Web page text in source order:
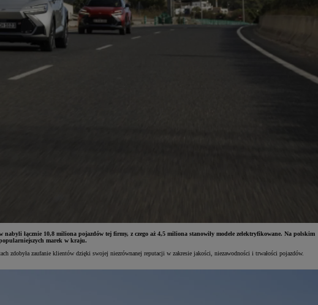
łącznie 10,8 miliona pojazdów tej firmy, z czego aż 4,5 miliona stanowiły modele zelektryfikowane. Na polskim
marek w kraju.
zdobyła zaufanie klientów dzięki swojej niezrównanej reputacji w zakresie jakości, niezawodności i trwałości pojazdów.